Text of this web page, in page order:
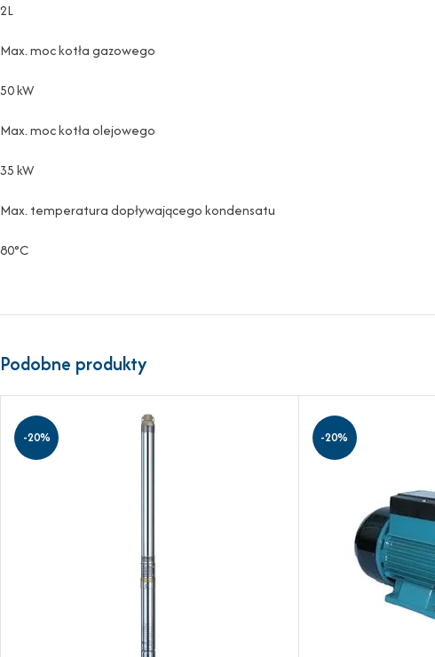
2L
Max. moc kotła gazowego
50 kW
Max. moc kotła olejowego
35 kW
Max. temperatura dopływającego kondensatu
80°C
Podobne produkty
-20% -20%